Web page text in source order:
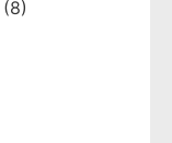
(8)